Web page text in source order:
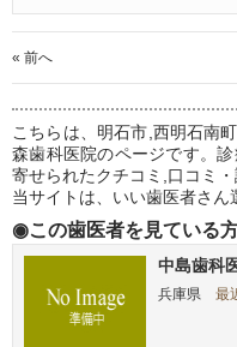
« 前へ
こちらは、明石市,西明石南
森歯科医院のページです。
寄せられたクチコミ,口コミ・
当サイトは、いい歯医者さん
◉この歯医者を見ている
中島歯科
兵庫県 最